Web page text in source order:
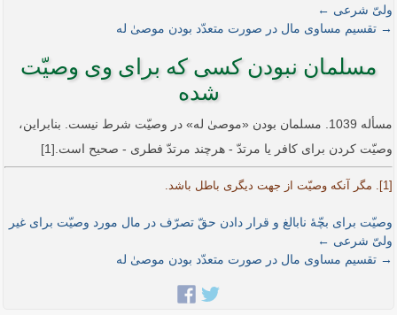
ولیّ شرعی ←
→ تقسیم مساوی مال در صورت متعدّد بودن موصیٰ له
مسلمان نبودن کسی که برای وی وصیّت
شده
مسأله 1039. مسلمان بودن «موصیٰ له» در وصیّت شرط نیست. بنابراین،
وصیّت کردن برای کافر یا مرتدّ - هرچند مرتدّ فطری - صحیح است.[1]
[1]. مگر آنکه وصیّت از جهت دیگری باطل باشد.
وصیّت برای بچّۀ نابالغ و قرار دادن حقّ تصرّف در مال مورد وصیّت برای غیر
ولیّ شرعی ←
→ تقسیم مساوی مال در صورت متعدّد بودن موصیٰ له